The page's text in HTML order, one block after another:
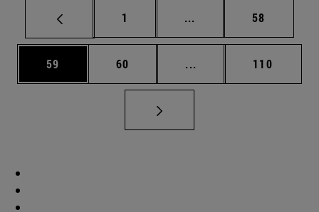
Página
1 ... Páginas intermedias
Página
58
Página
59 Página
60 ... Páginas intermedias
Página
110